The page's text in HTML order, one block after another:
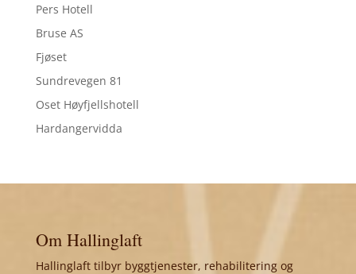
Pers Hotell
Bruse AS
Fjøset
Sundrevegen 81
Oset Høyfjellshotell
Hardangervidda
Om Hallinglaft
Hallinglaft tilbyr byggtjenester, rehabilitering og